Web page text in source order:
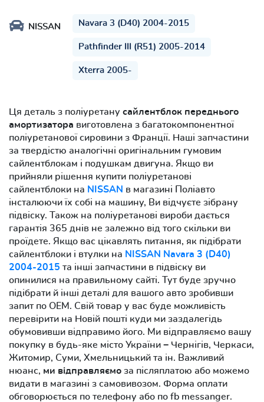
NISSAN Navara 3 (D40) 2004-2015
Pathfinder III (R51) 2005-2014
Xterra 2005-
Ця деталь з поліуретану сайлентблок переднього
амортизатора виготовлена з багатокомпонентної
поліуретанової сировини з Франції. Наші запчастини
за твердістю аналогічні оригінальним гумовим
сайлентблокам і подушкам двигуна. Якщо ви
прийняли рішення купити поліуретанові
сайлентблоки на NISSAN в магазині Поліавто
інсталюючи їх собі на машину, Ви відчуєте зібрану
підвіску. Також на поліуретанові вироби дається
гарантія 365 днів не залежно від того скільки ви
проїдете. Якщо вас цікавлять питання, як підібрати
сайлентблоки і втулки на NISSAN Navara 3 (D40)
2004-2015 та інші запчастини в підвіску ви
опинилися на правильному сайті. Тут буде зручно
підібрати й інші деталі для вашого авто зробивши
запит по OEM. Свій товар у вас буде можливість
перевірити на Новій пошті куди ми заздалегідь
обумовивши відправимо його. Ми відправляємо вашу
покупку в будь-яке місто України − Чернігів, Черкаси,
Житомир, Суми, Хмельницький та ін. Важливий
нюанс, ми відправляємо за післяплатою або можемо
видати в магазині з самовивозом. Форма оплати
обговорюється по телефону або по fb messanger.